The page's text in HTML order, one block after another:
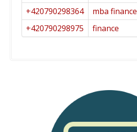
+420790298364
mba finance
+420790298975
finance